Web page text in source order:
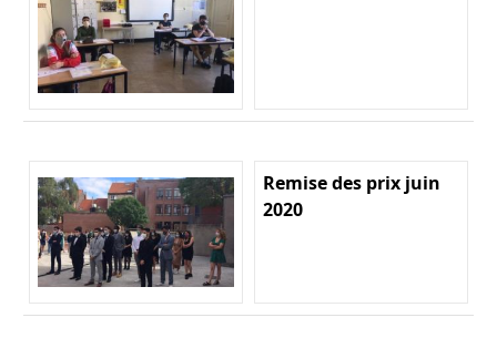
Remise des prix juin
2020